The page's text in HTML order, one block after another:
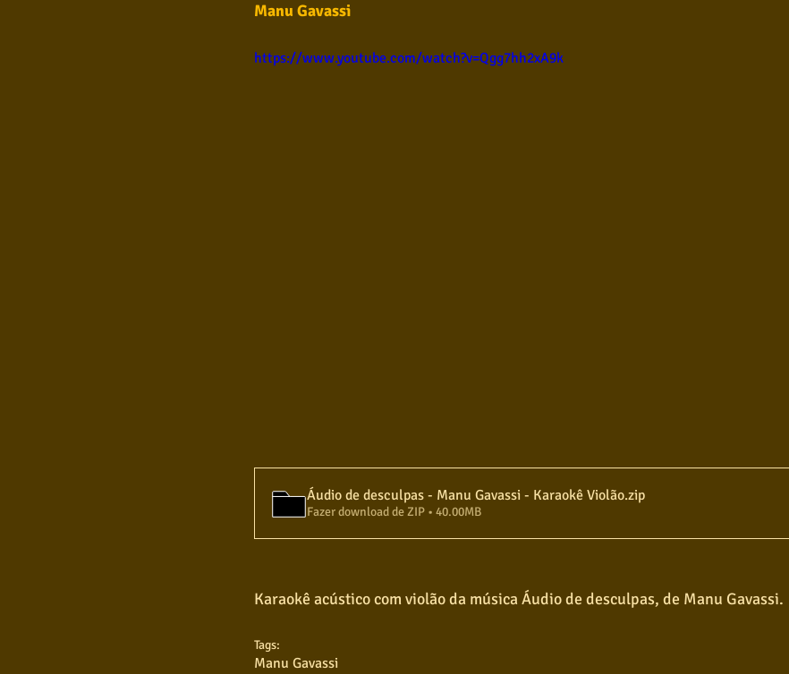
Manu Gavassi
https://www.youtube.com/watch?v=Qgg7hh2xA9k
Áudio de desculpas - Manu Gavassi - Karaokê Violão.zip
Fazer download de ZIP • 40.00MB
Karaokê acústico com violão da música Áudio de desculpas, de Manu Gavassi.
Tags:
Manu Gavassi